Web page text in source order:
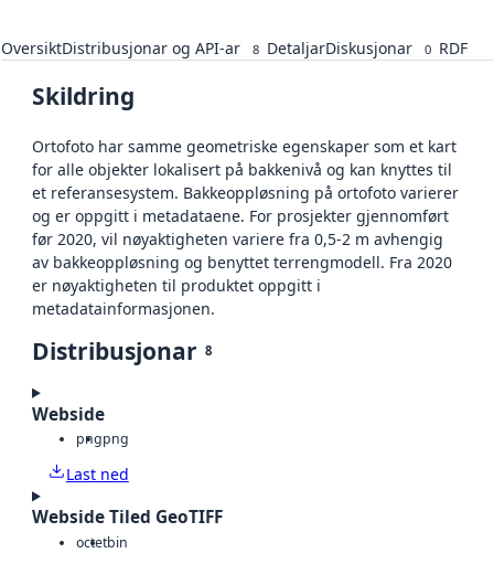
OversiktDistribusjonar og API-ar 8 DetaljarDiskusjonar 0 RDF
Skildring
Ortofoto har samme geometriske egenskaper som et kart
for alle objekter lokalisert på bakkenivå og kan knyttes til
et referansesystem. Bakkeoppløsning på ortofoto varierer
og er oppgitt i metadataene. For prosjekter gjennomført
før 2020, vil nøyaktigheten variere fra 0,5-2 m avhengig
av bakkeoppløsning og benyttet terrengmodell. Fra 2020
er nøyaktigheten til produktet oppgitt i
metadatainformasjonen.
Distribusjonar 8
Webside
pngpng
Last ned
Webside Tiled GeoTIFF
octetbin